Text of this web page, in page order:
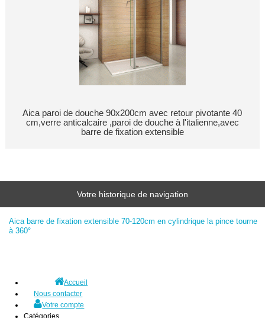
Aica paroi de douche 90x200cm avec retour pivotante 40
cm,verre anticalcaire ,paroi de douche à l'italienne,avec
barre de fixation extensible
Votre historique de navigation
Aica barre de fixation extensible 70-120cm en cylindrique la pince tourne
à 360°
Accueil
Nous contacter
Votre compte
Catégories